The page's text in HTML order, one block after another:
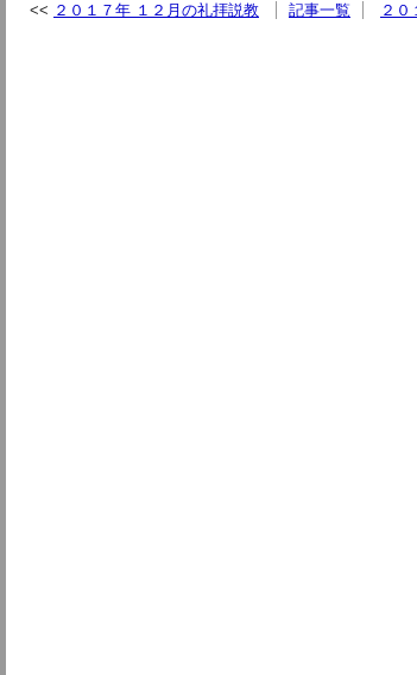
２０１７年 １２月の礼拝説教 記事一覧 ２